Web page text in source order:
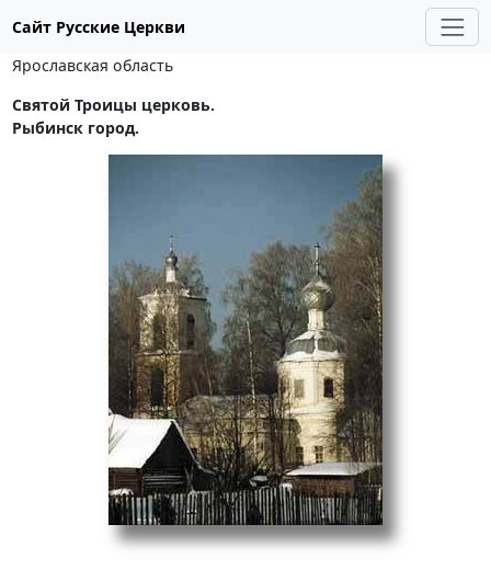
Сайт Русские Церкви
Ярославская область
Святой Троицы церковь.
Рыбинск город.